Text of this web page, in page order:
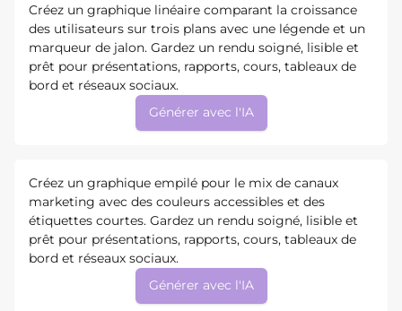
Créez un graphique linéaire comparant la croissance
des utilisateurs sur trois plans avec une légende et un
marqueur de jalon. Gardez un rendu soigné, lisible et
prêt pour présentations, rapports, cours, tableaux de
bord et réseaux sociaux.
Générer avec l'IA
Créez un graphique empilé pour le mix de canaux
marketing avec des couleurs accessibles et des
étiquettes courtes. Gardez un rendu soigné, lisible et
prêt pour présentations, rapports, cours, tableaux de
bord et réseaux sociaux.
Générer avec l'IA